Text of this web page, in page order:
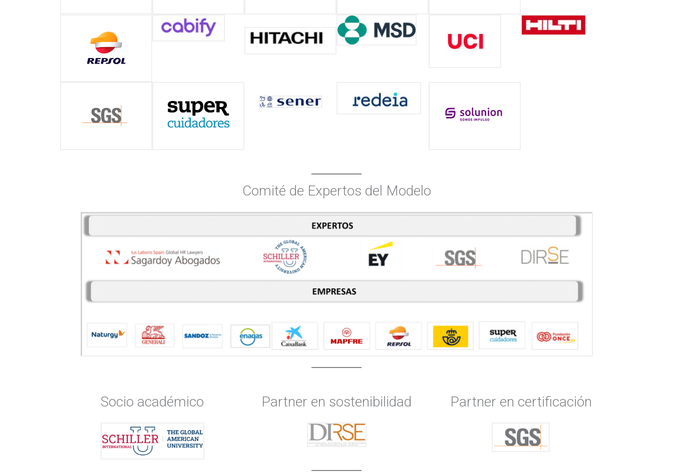
Comité de Expertos del Modelo
Socio académico Partner en sostenibilidad Partner en certificación